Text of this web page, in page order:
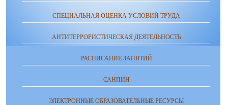
СПЕЦИАЛЬНАЯ ОЦЕНКА УСЛОВИЙ ТРУДА
АНТИТЕРРОРИСТИЧЕСКАЯ ДЕЯТЕЛЬНОСТЬ
РАСПИСАНИЕ ЗАНЯТИЙ
САНПИН
ЭЛЕКТРОННЫЕ ОБРАЗОВАТЕЛЬНЫЕ РЕСУРСЫ